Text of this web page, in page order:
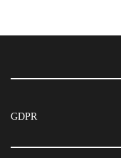
GDPR